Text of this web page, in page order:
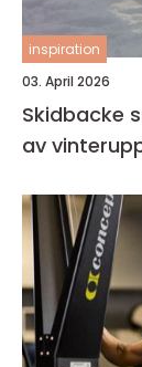
inspiration
03. April 2026
Skidbacke småland
av